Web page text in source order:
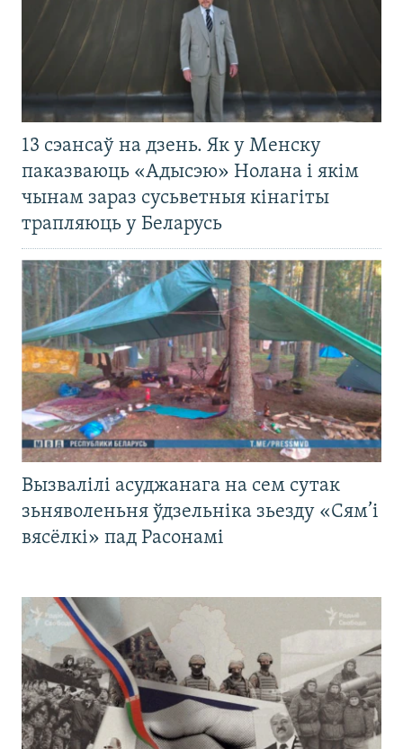
13 сэансаў на дзень. Як у Менску
паказваюць «Адысэю» Нолана і якім
чынам зараз сусьветныя кінагіты
трапляюць у Беларусь
Вызвалілі асуджанага на сем сутак
зьняволеньня ўдзельніка зьезду «Сям’і
вясёлкі» пад Расонамі